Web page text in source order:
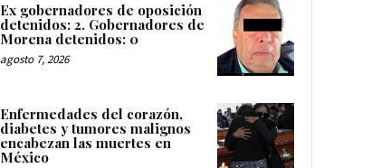
Ex gobernadores de oposición
detenidos: 2. Gobernadores de
Morena detenidos: 0
agosto 7, 2026
Enfermedades del corazón,
diabetes y tumores malignos
encabezan las muertes en
México